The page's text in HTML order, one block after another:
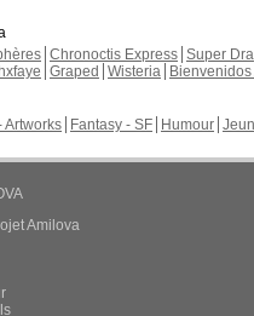
Chronoctis Express Super
Graped Wisteria
Artworks Fantasy - SF Humour
Amilova